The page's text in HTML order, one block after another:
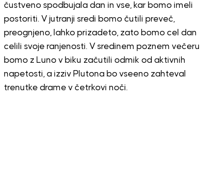
čustveno spodbujala dan in vse, kar bomo imeli
postoriti. V jutranji sredi bomo čutili preveč,
preognjeno, lahko prizadeto, zato bomo cel dan
celili svoje ranjenosti. V sredinem poznem večeru
bomo z Luno v biku začutili odmik od aktivnih
napetosti, a izziv Plutona bo vseeno zahteval
trenutke drame v četrkovi noči.